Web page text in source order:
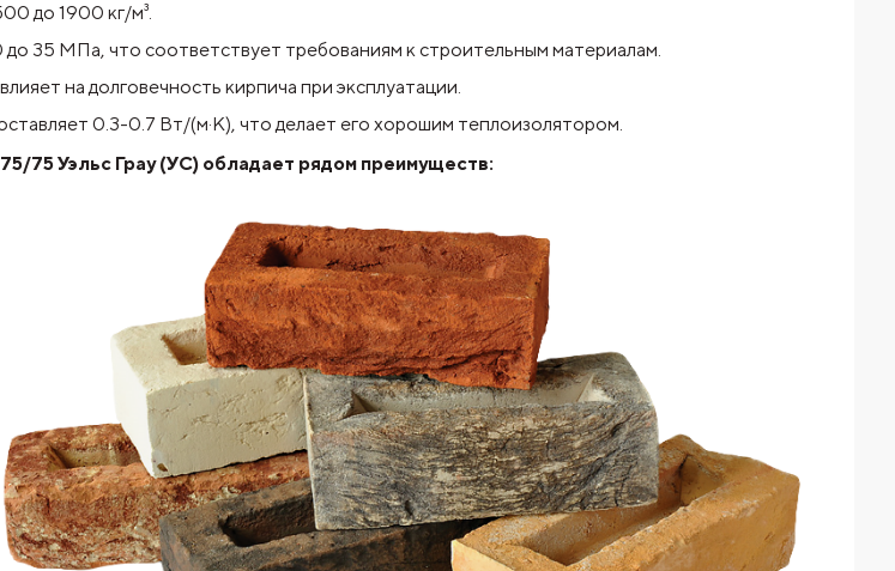
до 1900 кг/м³.
35 МПа, что соответствует требованиям к строительным материалам.
на долговечность кирпича при эксплуатации.
0.3-0.7 Вт/(м·К), что делает его хорошим теплоизолятором.
75 Уэльс Грау (УС) обладает рядом преимуществ: